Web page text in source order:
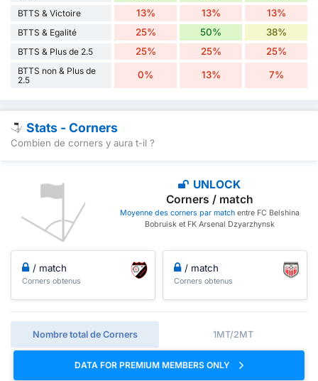
BTTS & Victoire 13% 13% 13%
BTTS & Egalité 25% 50% 38%
BTTS & Plus de 2.5 25% 25% 25%
BTTS non & Plus de
2.5
0% 13% 7%
Stats - Corners
Combien de corners y aura t-il ?
UNLOCK
Corners / match
Moyenne des corners par matchentre FC Belshina
Bobruisk et FK Arsenal Dzyarzhynsk
/ match
Corners obtenus
/ match
Corners obtenus
Nombre total de Corners 1MT/2MT
DATA FOR PREMIUM MEMBERS ONLY